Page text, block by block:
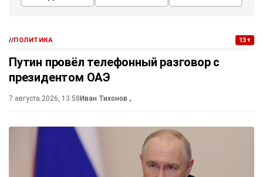
//ПОЛИТИКА 13+
Путин провёл телефонный разговор с
президентом ОАЭ
7 августа 2026, 13:58 Иван Тихонов ,